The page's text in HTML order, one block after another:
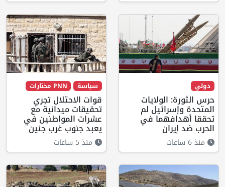
دولي
حرس الثورة: الولايات
المتحدة وإسرائيل لم
تحققا أهدافهما في
الحرب ضد إيران
منذ 6 ساعات
سياسة PNN مختارات
قوات الاحتلال تجري
تحقيقات ميدانية مع
عشرات المواطنين في
يعبد جنوب غرب جنين
منذ 5 ساعات